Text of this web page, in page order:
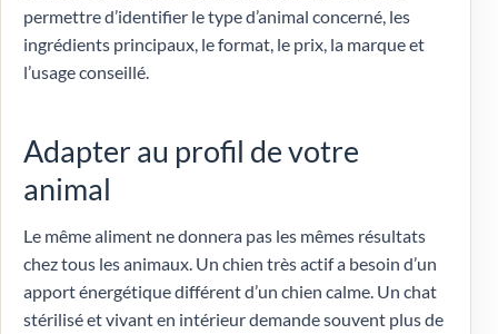
permettre d’identifier le type d’animal concerné, les
ingrédients principaux, le format, le prix, la marque et
l’usage conseillé.
Adapter au profil de votre
animal
Le même aliment ne donnera pas les mêmes résultats
chez tous les animaux. Un chien très actif a besoin d’un
apport énergétique différent d’un chien calme. Un chat
stérilisé et vivant en intérieur demande souvent plus de